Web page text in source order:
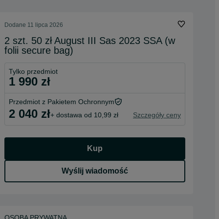
Dodane 11 lipca 2026
2 szt. 50 zł August III Sas 2023 SSA (w
folii secure bag)
Tylko przedmiot
1 990 zł
Przedmiot z Pakietem Ochronnym
2 040 zł+ dostawa od 10,99 zł Szczegóły ceny
Kup
Wyślij wiadomość